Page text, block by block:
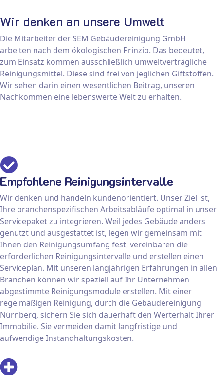
Wir denken an unsere Umwelt
Die Mitarbeiter der SEM Gebäudereinigung GmbH
arbeiten nach dem ökologischen Prinzip. Das bedeutet,
zum Einsatz kommen ausschließlich umweltverträgliche
Reinigungsmittel. Diese sind frei von jeglichen Giftstoffen.
Wir sehen darin einen wesentlichen Beitrag, unseren
Nachkommen eine lebenswerte Welt zu erhalten.
Empfohlene Reinigungsintervalle
Wir denken und handeln kundenorientiert. Unser Ziel ist,
Ihre branchenspezifischen Arbeitsabläufe optimal in unser
Servicepaket zu integrieren. Weil jedes Gebäude anders
genutzt und ausgestattet ist, legen wir gemeinsam mit
Ihnen den Reinigungsumfang fest, vereinbaren die
erforderlichen Reinigungsintervalle und erstellen einen
Serviceplan. Mit unseren langjährigen Erfahrungen in allen
Branchen können wir speziell auf Ihr Unternehmen
abgestimmte Reinigungsmodule erstellen. Mit einer
regelmäßigen Reinigung, durch die Gebäudereinigung
Nürnberg, sichern Sie sich dauerhaft den Werterhalt Ihrer
Immobilie. Sie vermeiden damit langfristige und
aufwendige Instandhaltungskosten.